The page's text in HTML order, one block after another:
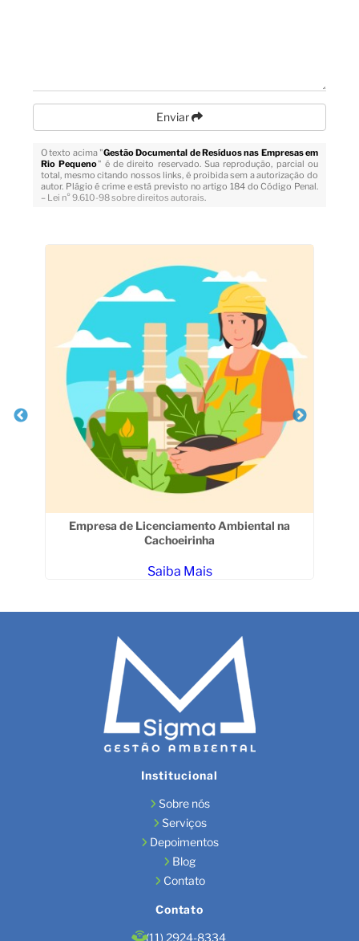
Enviar
O texto acima "Gestão Documental de Resíduos nas Empresas em
Rio Pequeno" é de direito reservado. Sua reprodução, parcial ou
total, mesmo citando nossos links, é proibida sem a autorização do
autor. Plágio é crime e está previsto no artigo 184 do Código Penal.
– Lei n° 9.610-98 sobre direitos autorais.
Empresa de Licenciamento Ambiental na
Cachoeirinha
Saiba Mais
Institucional
Sobre nós
Serviços
Depoimentos
Blog
Contato
Contato
(11) 2924-8334